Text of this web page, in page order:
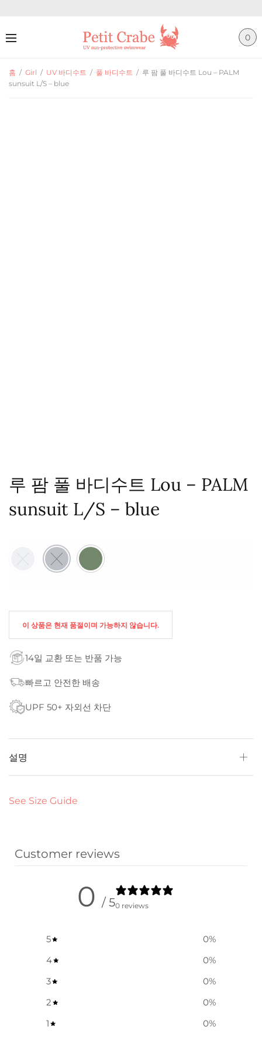
0
홈 / Girl / UV 바디수트 / 풀 바디수트 / 루 팜 풀 바디수트 Lou – PALM
sunsuit L/S – blue
루 팜 풀 바디수트 Lou – PALM
sunsuit L/S – blue
이 상품은 현재 품절이며 가능하지 않습니다.
14일 교환 또는 반품 가능
빠르고 안전한 배송
UPF 50+ 자외선 차단
설명
See Size Guide
Customer reviews
0 / 50 reviews
5 0%
4
0%
3
0%
2
0%
1
0%